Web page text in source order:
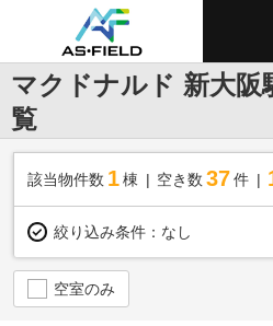
マクドナルド 新大阪
覧
該当物件数 1棟 空き数 37 件
絞り込み条件： なし
空室のみ